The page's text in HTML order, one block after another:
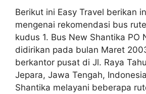
Berikut ini Easy Travel berikan
mengenai rekomendasi bus
kudus 1. Bus New Shantika PO
didirikan pada bulan Maret
berkantor pusat di Jl. Raya
Jepara, Jawa Tengah,
Shantika melayani beberapa